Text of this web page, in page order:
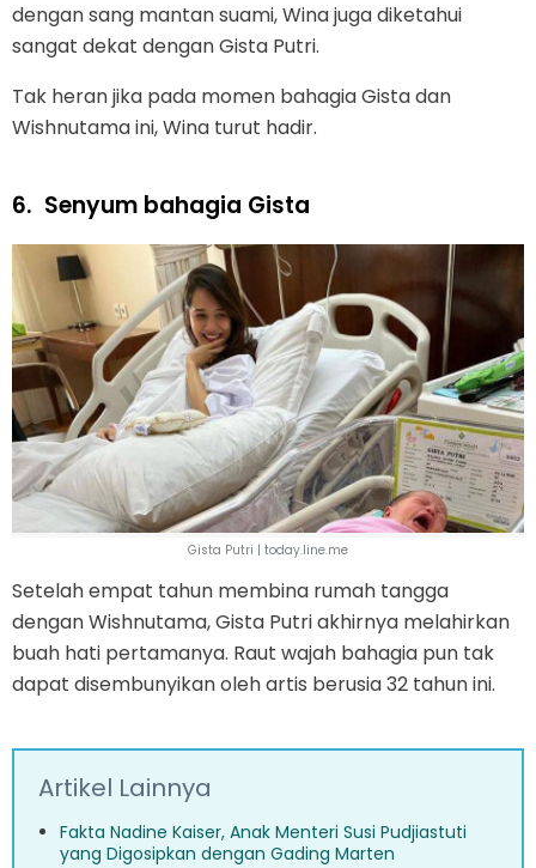
dengan sang mantan suami, Wina juga diketahui
sangat dekat dengan Gista Putri.
Tak heran jika pada momen bahagia Gista dan
Wishnutama ini, Wina turut hadir.
6. Senyum bahagia Gista
Gista Putri | today.line.me
Setelah empat tahun membina rumah tangga
dengan Wishnutama, Gista Putri akhirnya melahirkan
buah hati pertamanya. Raut wajah bahagia pun tak
dapat disembunyikan oleh artis berusia 32 tahun ini.
Artikel Lainnya
Fakta Nadine Kaiser, Anak Menteri Susi Pudjiastuti
yang Digosipkan dengan Gading Marten